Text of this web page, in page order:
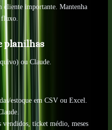
cliente importante. Mantenha
planilhas
ou Claude.
estoque em CSV ou Excel.
vendidos, ticket médio, meses